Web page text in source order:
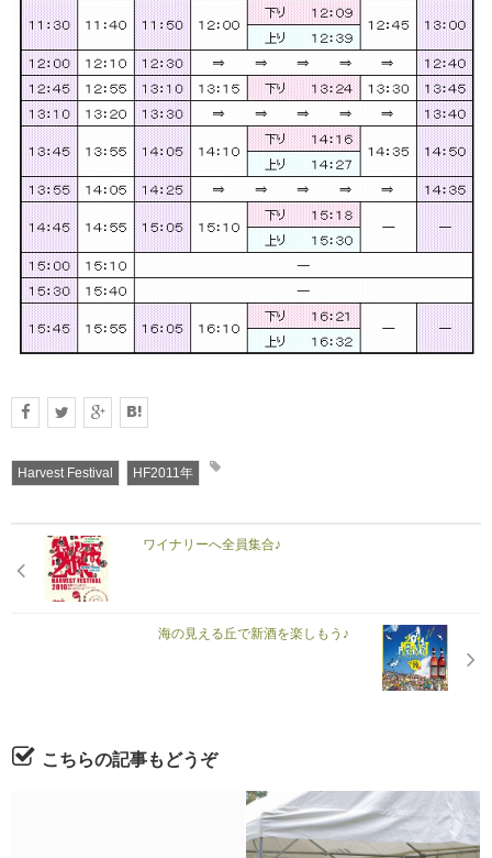
Harvest Festival HF2011年
ワイナリーへ全員集合♪
海の見える丘で新酒を楽しもう♪
こちらの記事もどうぞ